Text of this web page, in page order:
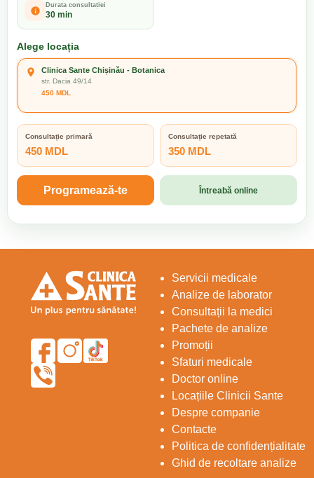
Durata consultației
30 min
Alege locația
Clinica Sante Chișinău - Botanica
str. Dacia 49/14
450 MDL
Consultație primară
450 MDL
Consultație repetată
350 MDL
Programează-te Întreabă online
Servicii medicale
Analize de laborator
Consultații la medici
Pachete de analize
Promoții
Sfaturi medicale
Doctor online
Locațiile Clinicii Sante
Despre companie
Contacte
Politica de confidențialitate
Ghid de recoltare analize